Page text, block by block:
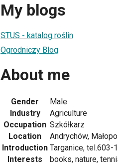
My blogs
STUS - katalog roślin
Ogrodniczy Blog
About me
Gender
Male
Industry
Agriculture
Occupation Szkółkarz
Location
Andrychów,
Introduction Targanice, tel.603-
Interests
books, nature,